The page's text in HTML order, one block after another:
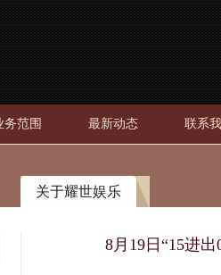
务范围 最新动态 联系
关于耀世娱乐
8月19日“15进